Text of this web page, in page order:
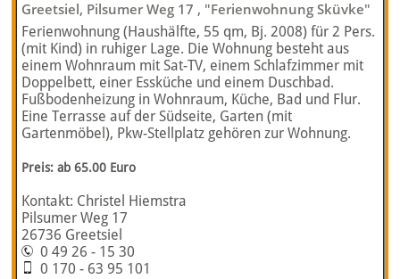
Greetsiel, Pilsumer Weg 17 , "Ferienwohnung Sküvke"
Ferienwohnung (Haushälfte, 55 qm, Bj. 2008) für 2 Pers.
(mit Kind) in ruhiger Lage. Die Wohnung besteht aus
einem Wohnraum mit Sat-TV, einem Schlafzimmer mit
Doppelbett, einer Essküche und einem Duschbad.
Fußbodenheizung in Wohnraum, Küche, Bad und Flur.
Eine Terrasse auf der Südseite, Garten (mit
Gartenmöbel), Pkw-Stellplatz gehören zur Wohnung.
Preis: ab 65.00 Euro
Kontakt: Christel Hiemstra
Pilsumer Weg 17
26736 Greetsiel
0 49 26 - 15 30
0 170 - 63 95 101